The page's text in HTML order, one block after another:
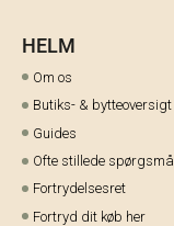
HELM
Om os
Butiks- & bytteoversigt
Guides
Ofte stillede spørgsmål
Fortrydelsesret
Fortryd dit køb her